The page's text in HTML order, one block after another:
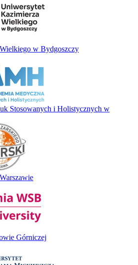
w Bydgoszczy
Stosowanych i Holistycznych w
Górniczej